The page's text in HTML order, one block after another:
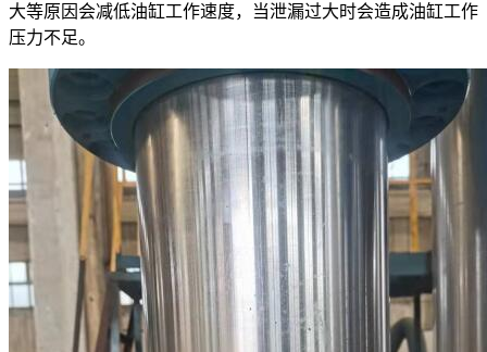
大等原因会减低油缸工作速度，当泄漏过大时会造成油缸工作
压力不足。